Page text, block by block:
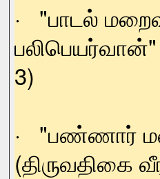
· "பாடல்
3)
· "பண்ணார்
(திருவதிகை